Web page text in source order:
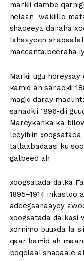
markii dambe
helaan wakiillo
shaqeeya danaha
lahaayeen
macdanta,beeraha
Markii ugu
kamid ah sanadkii
magic daray
sanadkii 1896-dii
Mareykanka ka
leeyihiin
tallaabadaasi ku
galbeed ah
xoogsatada dalka
1895–1914 inkastoo
adeegsanaayey
xoogsatada dalkasi
xornimo buuxda la
qaar kamid ah
boqolaal shaqaale